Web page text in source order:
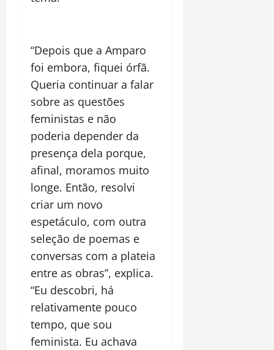
“Depois que a Amparo
foi embora, fiquei órfã.
Queria continuar a falar
sobre as questões
feministas e não
poderia depender da
presença dela porque,
afinal, moramos muito
longe. Então, resolvi
criar um novo
espetáculo, com outra
seleção de poemas e
conversas com a plateia
entre as obras”, explica.
“Eu descobri, há
relativamente pouco
tempo, que sou
feminista. Eu achava